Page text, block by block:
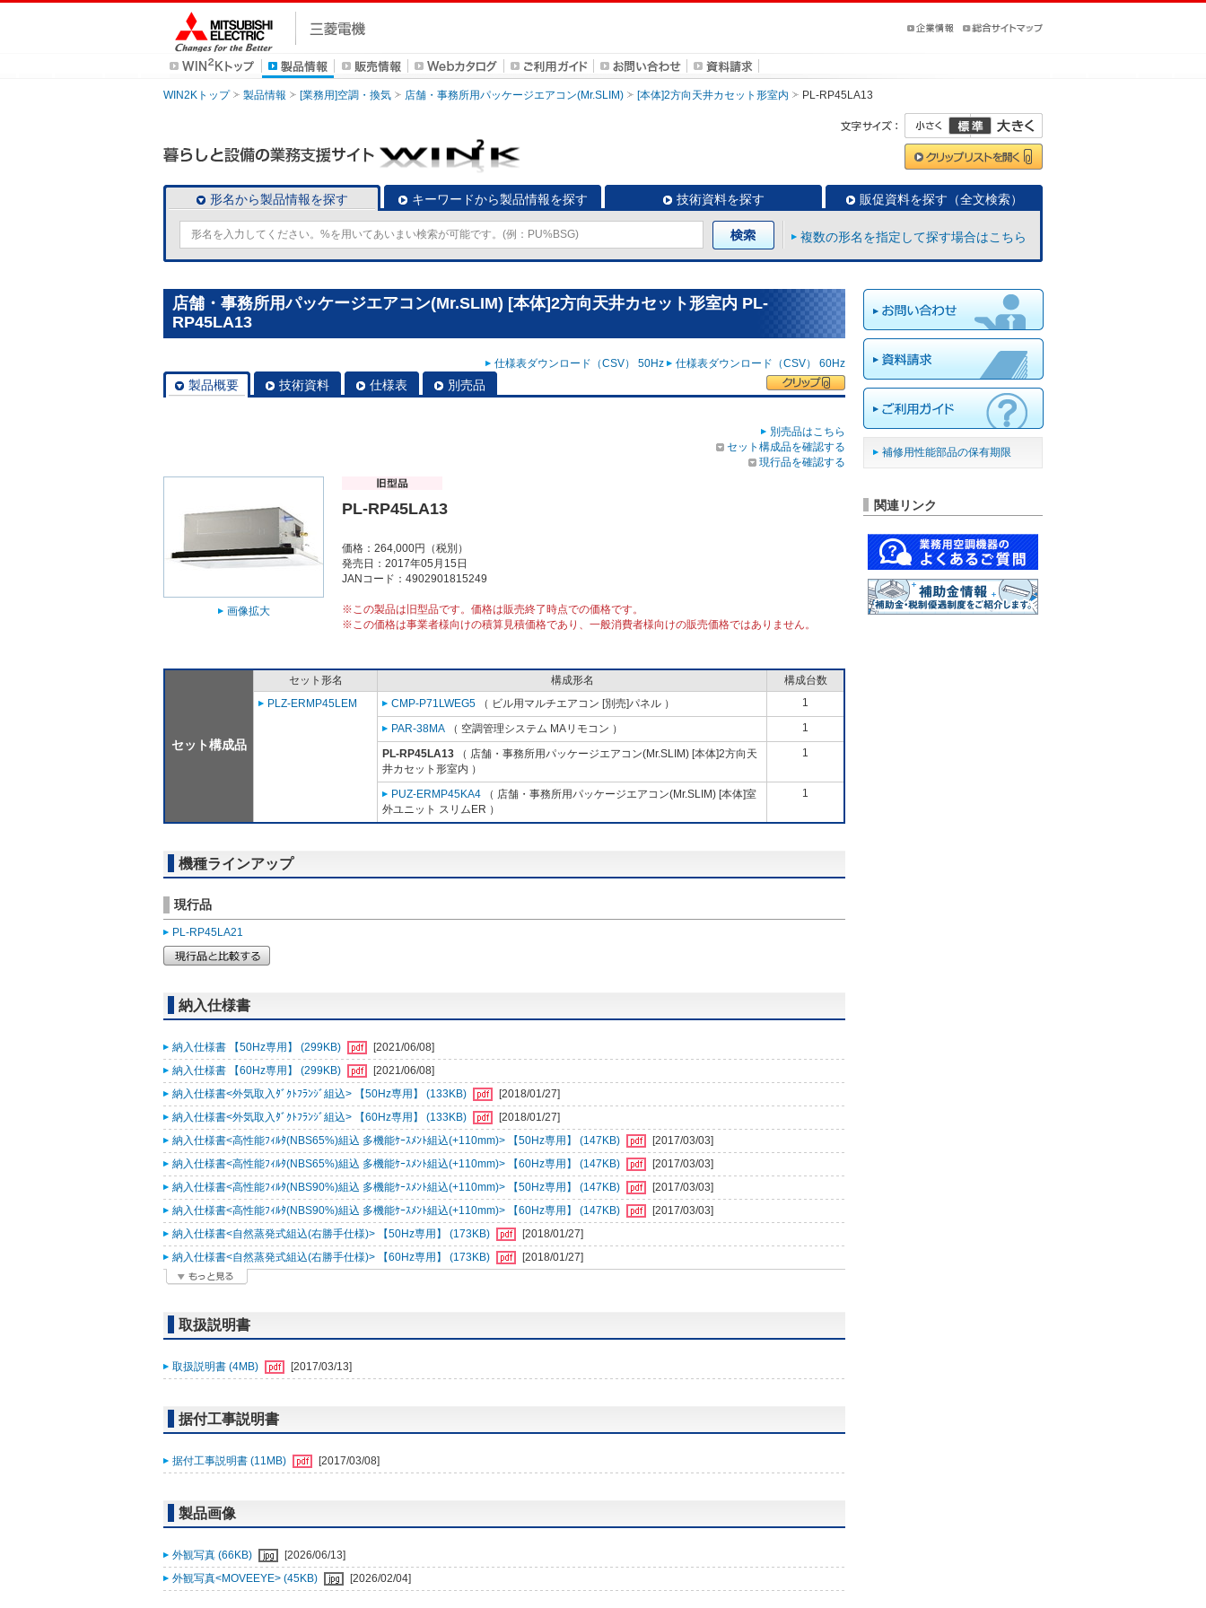
WIN2Kトップ 製品情報 [業務用]空調・換気 店舗・事務所用パッケージエアコン(Mr.SLIM) [本体]2方向天井カセット形室内 PL-RP45LA13
形名から製品情報を探す キーワードから製品情報を探す 技術資料を探す 販促資料を探す（全文検索）
複数の形名を指定して探す場合はこちら
店舗・事務所用パッケージエアコン(Mr.SLIM) [本体]2方向天井カセット形室内 PL-
RP45LA13
仕様表ダウンロード（CSV） 50Hz 仕様表ダウンロード（CSV） 60Hz
製品概要 技術資料 仕様表 別売品
別売品はこちら
セット構成品を確認する
現行品を確認する
画像拡大
PL-RP45LA13
価格：264,000円（税別）
発売日：2017年05月15日
JANコード：4902901815249
※この製品は旧型品です。価格は販売終了時点での価格です。
※この価格は事業者様向けの積算見積価格であり、一般消費者様向けの販売価格ではありません。
セット構成品
セット形名 構成形名
構成台数
PLZ-ERMP45LEM
CMP-P71LWEG5 （ ビル用マルチエアコン [別売]パネル ） 1
PAR-38MA （ 空調管理システム MAリモコン ） 1
PL-RP45LA13 （ 店舗・事務所用パッケージエアコン(Mr.SLIM) [本体]2方向天
井カセット形室内 ）
1
PUZ-ERMP45KA4 （ 店舗・事務所用パッケージエアコン(Mr.SLIM) [本体]室
外ユニット スリムER ）
1
機種ラインアップ
現行品
PL-RP45LA21
納入仕様書
納入仕様書 【50Hz専用】 (299KB)
[2021/06/08]
納入仕様書 【60Hz専用】 (299KB)
[2021/06/08]
納入仕様書<外気取入ﾀﾞｸﾄﾌﾗﾝｼﾞ組込> 【50Hz専用】 (133KB)
[2018/01/27]
納入仕様書<外気取入ﾀﾞｸﾄﾌﾗﾝｼﾞ組込> 【60Hz専用】 (133KB)
[2018/01/27]
納入仕様書<高性能ﾌｨﾙﾀ(NBS65%)組込 多機能ｹｰｽﾒﾝﾄ組込(+110mm)> 【50Hz専用】 (147KB)
[2017/03/03]
納入仕様書<高性能ﾌｨﾙﾀ(NBS65%)組込 多機能ｹｰｽﾒﾝﾄ組込(+110mm)> 【60Hz専用】 (147KB)
[2017/03/03]
納入仕様書<高性能ﾌｨﾙﾀ(NBS90%)組込 多機能ｹｰｽﾒﾝﾄ組込(+110mm)> 【50Hz専用】 (147KB)
[2017/03/03]
納入仕様書<高性能ﾌｨﾙﾀ(NBS90%)組込 多機能ｹｰｽﾒﾝﾄ組込(+110mm)> 【60Hz専用】 (147KB)
[2017/03/03]
納入仕様書<自然蒸発式組込(右勝手仕様)> 【50Hz専用】 (173KB)
[2018/01/27]
納入仕様書<自然蒸発式組込(右勝手仕様)> 【60Hz専用】 (173KB)
[2018/01/27]
取扱説明書
取扱説明書 (4MB) [2017/03/13]
据付工事説明書
据付工事説明書 (11MB) [2017/03/08]
製品画像
外観写真 (66KB)
[2026/06/13]
外観写真<MOVEEYE> (45KB)
[2026/02/04]
補修用性能部品の保有期限
関連リンク